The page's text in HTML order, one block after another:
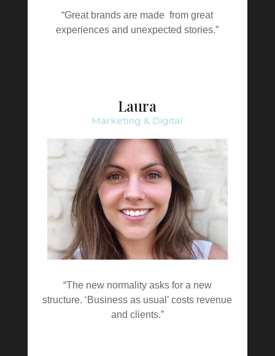
“Great brands are made from great
experiences and unexpected stories.”
Laura
Marketing & Digital
“The new normality asks for a new
structure. ‘Business as usual’ costs revenue
and clients.”